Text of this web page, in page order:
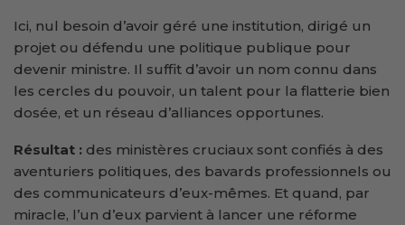
Ici, nul besoin d’avoir géré une institution, dirigé un
projet ou défendu une politique publique pour
devenir ministre. Il suffit d’avoir un nom connu dans
les cercles du pouvoir, un talent pour la flatterie bien
dosée, et un réseau d’alliances opportunes.
Résultat : des ministères cruciaux sont confiés à des
aventuriers politiques, des bavards professionnels ou
des communicateurs d’eux-mêmes. Et quand, par
miracle, l’un d’eux parvient à lancer une réforme